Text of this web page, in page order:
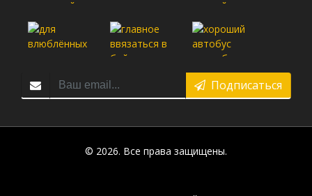
Подписаться
© 2026. Все права защищены.